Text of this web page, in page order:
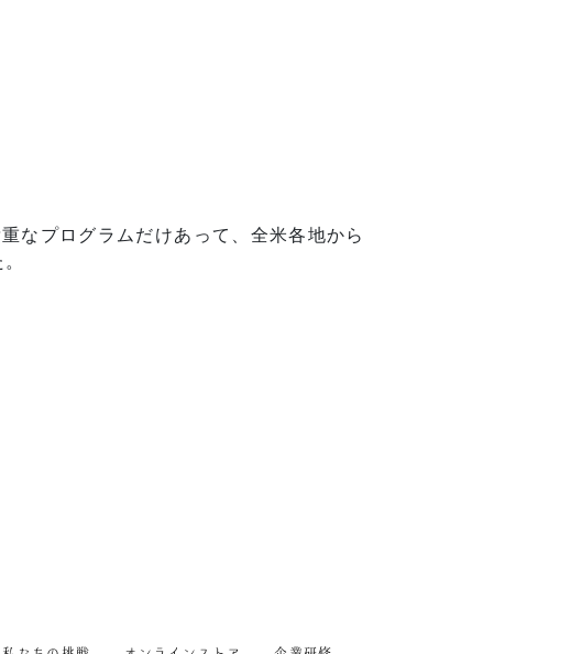
なプログラムだけあって、全米各地から